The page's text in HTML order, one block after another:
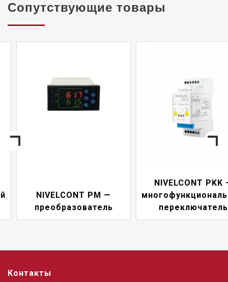
Сопутствующие товары
NIVELCONT PM —
преобразователь
NIVELCONT PKK —
переключатель
Контакты